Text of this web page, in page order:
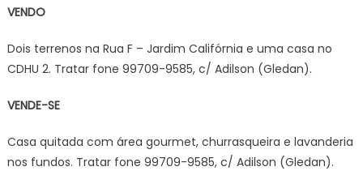
VENDO
Dois terrenos na Rua F – Jardim Califórnia e uma casa no
CDHU 2. Tratar fone 99709-9585, c/ Adilson (Gledan).
VENDE-SE
Casa quitada com área gourmet, churrasqueira e lavanderia
nos fundos. Tratar fone 99709-9585, c/ Adilson (Gledan).